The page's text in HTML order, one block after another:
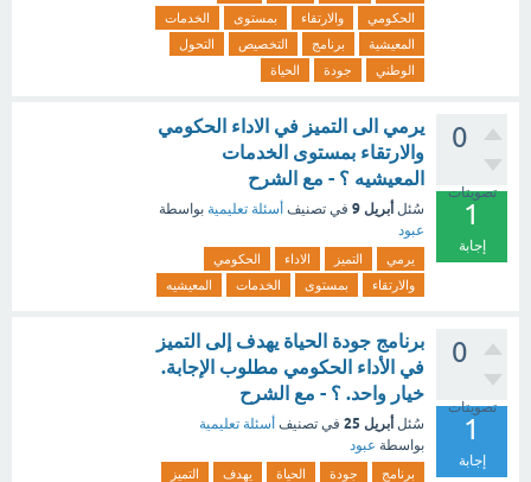
الحكومي
والارتقاء بمستوى
الخدمات
المعيشية
برنامج التخصيص
التحول
الوطني
جودة الحياة
0
تصويتات
1
إجابة
يرمي الى التميز في الاداء الحكومي
والارتقاء بمستوى الخدمات
المعيشيه ؟ - مع الشرح
سُئل أبريل 9 في تصنيف أسئلة تعليمية بواسطة
عبود
يرمي التميز الاداء
الحكومي
والارتقاء
بمستوى الخدمات المعيشيه
0
تصويتات
1
إجابة
برنامج جودة الحياة يهدف إلى التميز
في الأداء الحكومي مطلوب الإجابة.
خيار واحد. ؟ - مع الشرح
سُئل أبريل 25 في تصنيف أسئلة تعليمية
بواسطة عبود
برنامج جودة الحياة يهدف
التميز